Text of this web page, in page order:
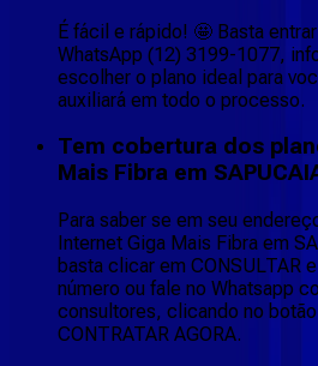
É fácil e rápido! 🤩 Basta
WhatsApp (12) 3199-1077,
escolher o plano ideal para
auxiliará em todo o processo.
Tem cobertura dos
Mais Fibra em
Para saber se em seu
Internet Giga Mais Fibra em
basta clicar em CONSULTAR
número ou fale no Whatsapp
consultores, clicando no
CONTRATAR AGORA.